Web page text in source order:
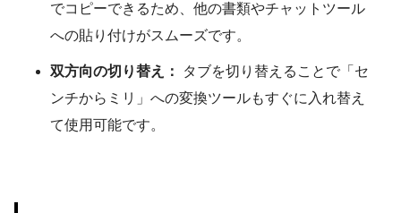
でコピーできるため、他の書類やチャットツール
への貼り付けがスムーズです。
双方向の切り替え：
タブを切り替えることで「セ
ンチからミリ」への変換ツールもすぐに入れ替え
て使用可能です。